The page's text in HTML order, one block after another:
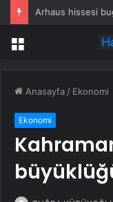
Arhaus hissesi
Menü
Anasayfa / Ekonomi
Ekonomi